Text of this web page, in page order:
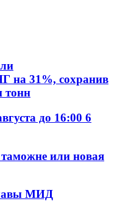
на 31%, сохранив
тонн
до 16:00 6
или новая
МИД